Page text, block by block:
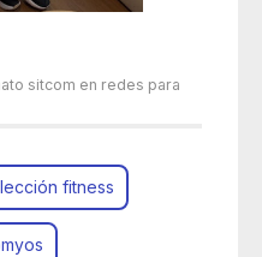
sitcom en redes para
fitness